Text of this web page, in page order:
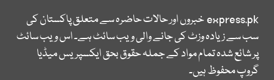
express.pkخبروں اور حالات حاضرہ سے متعلق پاکستان کی
سب سے زیادہ وزٹ کی جانے والی ویب سائٹ ہے۔ اس ویب سائٹ
پر شائع شدہ تمام مواد کے جملہ حقوق بحق ایکسپریس میڈیا
گروپ محفوظ ہیں۔